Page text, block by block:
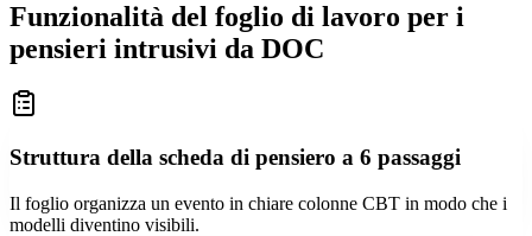
Funzionalità del foglio di lavoro per i
pensieri intrusivi da DOC
Struttura della scheda di pensiero a 6 passaggi
Il foglio organizza un evento in chiare colonne CBT in modo che i
modelli diventino visibili.